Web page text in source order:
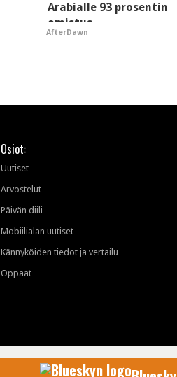
Arabialle 93 prosentin
omistus
AfterDawn
Osiot:
Uutiset
Arvostelut
Päivän diili
Mobiilialan uutiset
Kännyköiden tiedot ja vertailu
Oppaat
AfterDawn Oy